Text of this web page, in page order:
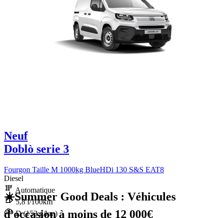
☀️Summer Good Deals : Véhicules
d'occasion à moins de 12 000€
Neuf
Doblò serie 3
Fourgon Taille M 1000kg BlueHDi 130 S&S EAT8
Diesel
Automatique
5,8 l/100km
D (153 g/km)